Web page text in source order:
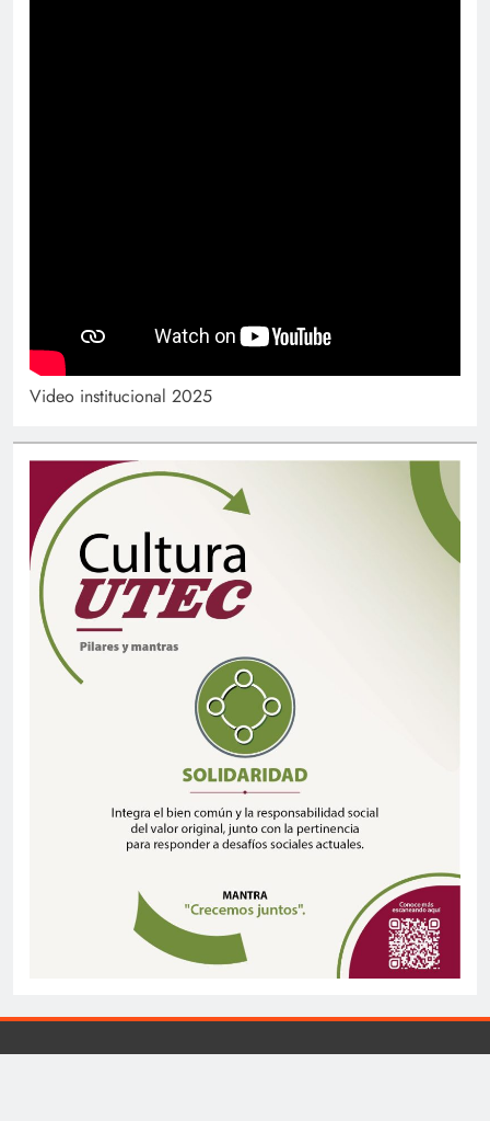
Video institucional 2025